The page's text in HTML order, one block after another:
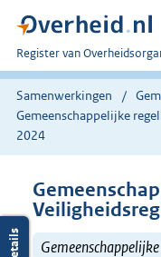
U
bent
nu
hier:
Register van
Samenwerkingen
Gemeenschappelijke
2024